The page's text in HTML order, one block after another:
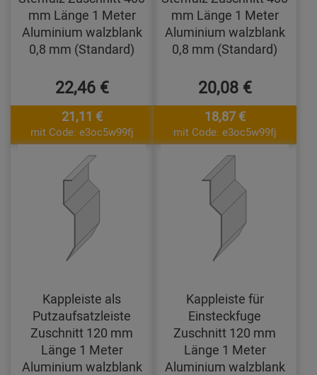
mm Länge 1 Meter
Aluminium walzblank
0,8 mm (Standard)
22,46 €
21,11 €
mit Code: e3oc5w99fj
mm Länge 1 Meter
Aluminium walzblank
0,8 mm (Standard)
20,08 €
18,87 €
mit Code: e3oc5w99fj
Kappleiste als
Putzaufsatzleiste
Zuschnitt 120 mm
Länge 1 Meter
Aluminium walzblank
Kappleiste für
Einsteckfuge
Zuschnitt 120 mm
Länge 1 Meter
Aluminium walzblank